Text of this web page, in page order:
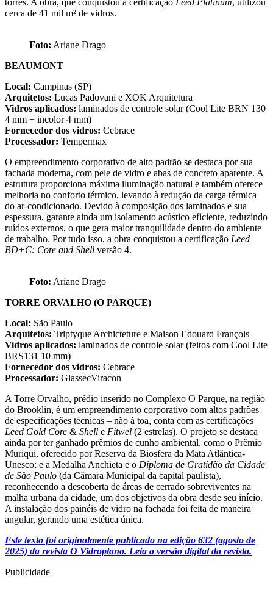
cerca de 41 mil m² de vidros.
Foto: Ariane Drago
BEAUMONT
Local: Campinas (SP)
Arquitetos: Lucas Padovani e XOK Arquitetura
Vidros aplicados: laminados de controle solar (Cool Lite BRN 130
4 mm + incolor 4 mm)
Fornecedor dos vidros: Cebrace
Processador: Tempermax
O empreendimento corporativo de alto padrão se destaca por sua
fachada moderna, com pele de vidro e abas de concreto aparente. A
estrutura proporciona máxima iluminação natural e também oferece
melhoria no conforto térmico, levando à redução da carga térmica
do ar-condicionado. Devido à composição dos laminados e sua
espessura, garante ainda um isolamento acústico eficiente, reduzindo
ruídos externos, o que gera maior tranquilidade dentro do ambiente
de trabalho. Por tudo isso, a obra conquistou a certificação Leed
BD+C: Core and Shell versão 4.
Foto: Ariane Drago
TORRE ORVALHO (O PARQUE)
Local: São Paulo
Arquitetos: Triptyque Archicteture e Maison Edouard François
Vidros aplicados: laminados de controle solar (feitos com Cool Lite
BRS131 10 mm)
Fornecedor dos vidros: Cebrace
Processador: GlassecViracon
A Torre Orvalho, prédio inserido no Complexo O Parque, na região
do Brooklin, é um empreendimento corporativo com altos padrões
de especificações técnicas – não à toa, conta com as certificações
Leed Gold Core & Shell e Fitwel (2 estrelas). O projeto se destaca
ainda por ter ganhado prêmios de cunho ambiental, como o Prêmio
Muriqui, oferecido por Reserva da Biosfera da Mata Atlântica-
Unesco; e a Medalha Anchieta e o Diploma de Gratidão da Cidade
de São Paulo (da Câmara Municipal da capital paulista),
reconhecendo a descoberta de áreas de cerrado sobreviventes na
malha urbana da cidade, um dos objetivos da obra desde seu início.
A instalação dos painéis de vidro na fachada foi feita de maneira
angular, gerando uma estética única.
Este texto foi originalmente publicado na edição 632 (agosto de
2025) da revista O Vidroplano. Leia a versão digital da revista.
Publicidade